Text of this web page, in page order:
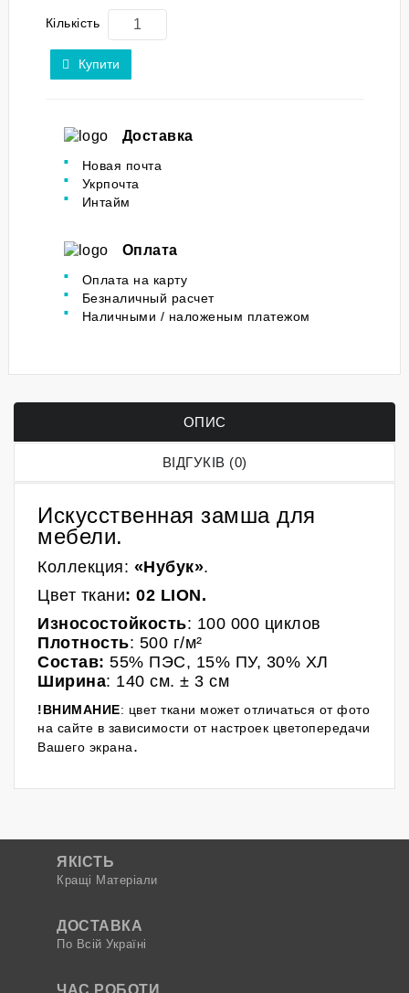
Кількість
Купити
Доставка
Новая почта
Укрпочта
Интайм
Оплата
Оплата на карту
Безналичный расчет
Наличными / наложеным платежом
ОПИС
ВІДГУКІВ (0)
Искусственная замша для
мебели.
Коллекция: «Нубук».
Цвет ткани: 02 LION.
Износостойкость: 100 000 циклов
Плотность: 500 г/м²
Состав: 55% ПЭС, 15% ПУ, 30% ХЛ
Ширина: 140 см. ± 3 см
!ВНИМАНИЕ: цвет ткани может отличаться от фото
на сайте в зависимости от настроек цветопередачи
Вашего экрана.
ЯКІСТЬ
Кращі Матеріали
ДОСТАВКА
По Всій Україні
ЧАС РОБОТИ